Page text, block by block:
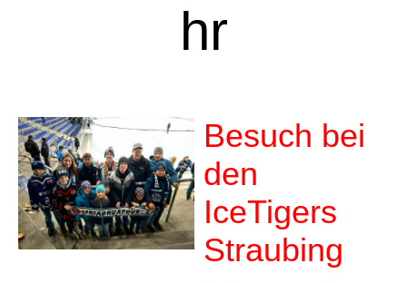
hr
Besuch bei
den
IceTigers
Straubing